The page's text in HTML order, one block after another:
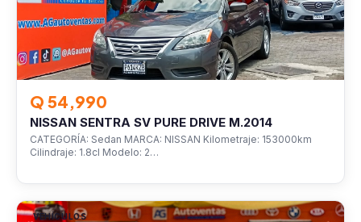
Q 54,990
NISSAN SENTRA SV PURE DRIVE M.2014
CATEGORÍA: Sedan MARCA: NISSAN Kilometraje: 153000km
Cilindraje: 1.8cl Modelo: 2…
VEHÍCULOS